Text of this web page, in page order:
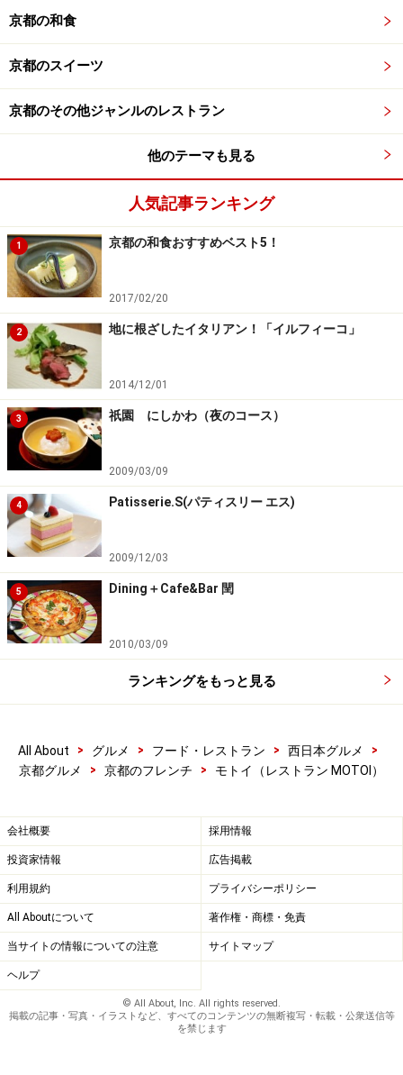
京都の和食
京都のスイーツ
京都のその他ジャンルのレストラン
他のテーマも見る
人気記事ランキング
1 京都の和食おすすめベスト5！
2017/02/20
2 地に根ざしたイタリアン！「イルフィーコ」
2014/12/01
3 祇園 にしかわ（夜のコース）
2009/03/09
4 Patisserie.S(パティスリー エス)
2009/12/03
5 Dining＋Cafe&Bar 閏
2010/03/09
ランキングをもっと見る
All About > グルメ > フード・レストラン > 西日本グルメ
>
京都グルメ
> 京都のフレンチ > モトイ（レストラン MOTOI）
会社概要 採用情報
投資家情報 広告掲載
利用規約 プライバシーポリシー
All Aboutについて 著作権・商標・免責
当サイトの情報についての注意 サイトマップ
ヘルプ
© All About, Inc. All rights reserved.
掲載の記事・写真・イラストなど、すべてのコンテンツの無断複写・転載・公衆送信等
を禁じます